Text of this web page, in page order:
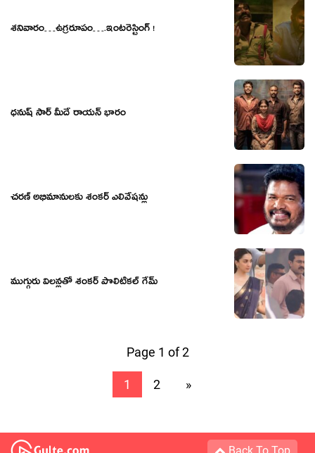
శనివారం…ఉగ్రరూపం….ఇంటరెస్టింగ్ !
ధనుష్ సార్ మీదే రాయన్ భారం
చరణ్ అభిమానులకు శంకర్ ఎలివేషన్లు
ముగ్గురు విలన్లతో శంకర్ పొలిటికల్ గేమ్
Page 1 of 2
1 2 »
Back To Top